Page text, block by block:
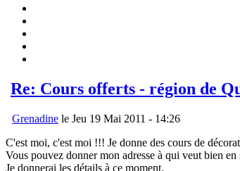
Re: Cours offerts - région de
Grenadine le Jeu 19 Mai 2011 - 14:26
C'est moi, c'est moi !!! Je donne des cours de
Vous pouvez donner mon adresse à qui veut bien en
Je donnerai les détails à ce moment.